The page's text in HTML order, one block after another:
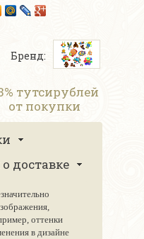
Бренд:
тутсирублей
от покупки
доставке
оттенки
в дизайне